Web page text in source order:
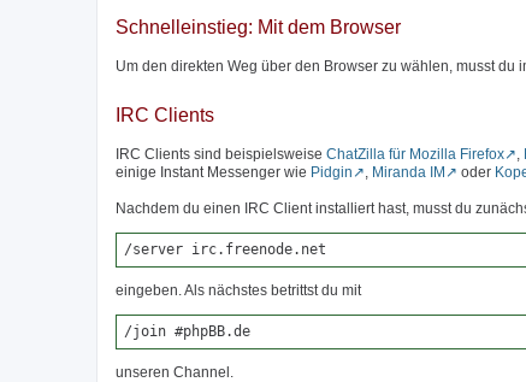
Schnelleinstieg: Mit dem Browser
Um den direkten Weg über den Browser zu wählen, musst du
IRC Clients
IRC Clients sind beispielsweise ChatZilla für Mozilla Firefox ,
einige Instant Messenger wie Pidgin , Miranda IM oder
Nachdem du einen IRC Client installiert hast, musst du
/server irc.freenode.net
eingeben. Als nächstes betrittst du mit
/join #phpBB.de
unseren Channel.